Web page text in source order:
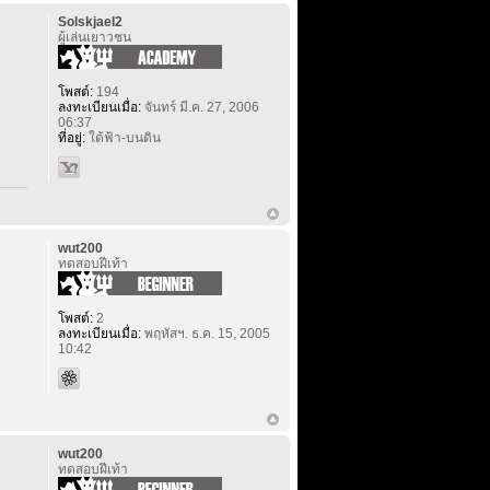
Solskjael2
ผู้เล่นเยาวชน
โพสต์:194
ลงทะเบียนเมื่อ:จันทร์ มี.ค. 27, 2006
06:37
ที่อยู่:ใต้ฟ้า-บนดิน
wut200
ทดสอบฝีเท้า
โพสต์:2
ลงทะเบียนเมื่อ:พฤหัสฯ. ธ.ค. 15, 2005
10:42
wut200
ทดสอบฝีเท้า